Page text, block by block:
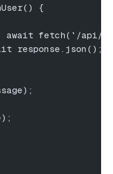
{
await fetch(`/api/
response.json();